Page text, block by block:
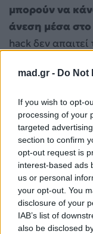
mad.gr - Do Not
If you wish to opt-
processing of your
targeted
section to confirm
opt-out request is
interest-based ads
us or personal
your opt-out. You
disclosure of your
IAB’s list of
also be disclosed
μπορούν να
άνεση μέσα στο
hack δεν απαιτεί
μειώσει
ξεκινήσεις τη
οδηγούς που
οδήγησης το
Διάβασε επίσης:
Η μεγάλη
Οι νέες
τον στρατό